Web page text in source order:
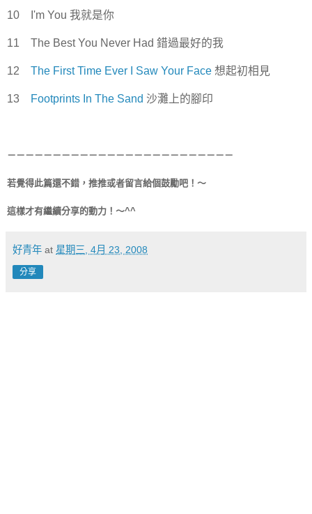
10 I'm You 我就是你
11 The Best You Never Had 錯過最好的我
12 The First Time Ever I Saw Your Face 想起初相見
13 Footprints In The Sand 沙灘上的腳印
－－－－－－－－－－－－－－－－－－－－－－－－－
若覺得此篇還不錯，推推或者留言給個鼓勵吧！～
這樣才有繼續分享的動力！～^^
好青年 at 星期三, 4月 23, 2008
分享